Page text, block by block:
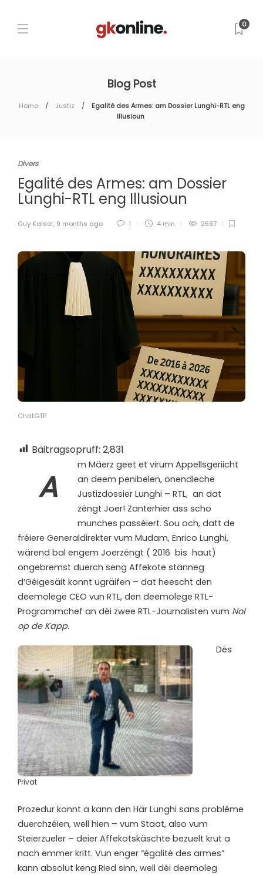
0
Blog Post
Home Justiz
Egalité des Armes: am Dossier Lunghi-RTL eng
Illusioun
Divers
Egalité des Armes: am Dossier
Lunghi-RTL eng Illusioun
Guy Kaiser, 9 months ago 1 4 min 2597
ChatGTP
Bäitragsopruff: 2,831
A
m Mäerz geet et virum Appellsgeriicht
an deem penibelen, onendleche
Justizdossier Lunghi – RTL, an dat
zéngt Joer! Zanterhier ass scho
munches passéiert. Sou och, datt de
fréiere Generaldirekter vum Mudam, Enrico Lunghi,
wärend bal engem Joerzéngt ( 2016 bis haut)
ongebremst duerch seng Affekote stänneg
d’Géigesäit konnt ugräifen – dat heescht den
deemolege CEO vun RTL, den deemolege RTL-
Programmchef an déi zwee RTL-Journalisten vum Nol
op de Kapp.
Privat
Dës
Prozedur konnt a kann den Här Lunghi sans problème
duerchzéien, well hien – vum Staat, also vum
Steierzueler – deier Affekotskäschte bezuelt krut a
nach ëmmer kritt. Vun enger “égalité des armes”
kann absolut keng Ried sinn, well déi deemoleg